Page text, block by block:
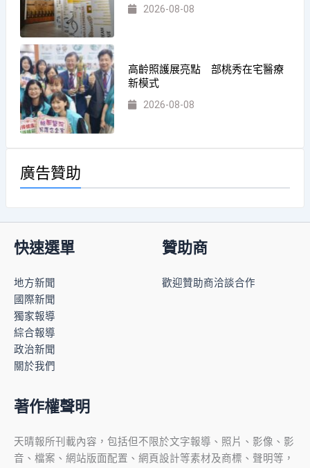
2026-08-08
高齡照護展亮點 部桃秀在宅醫療
新模式
2026-08-08
廣告贊助
快速選單
地方新聞
國際新聞
獨家報導
綜合報導
政治新聞
關於我們
贊助商
歡迎贊助商洽談合作
著作權聲明
天晴報所刊載內容，包括但不限於文字報導、照片、影像、影
音、檔案、網站版面配置、網頁設計等素材及商標、聲明等，